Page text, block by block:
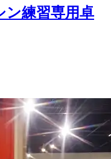
ン練習専用卓